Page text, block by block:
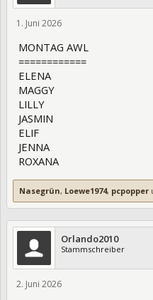
1. Juni 2026
MONTAG AWL
============
ELENA
MAGGY
LILLY
JASMIN
ELIF
JENNA
ROXANA
Nasegrün, Loewe1974, pcpopper
Orlando2010
Stammschreiber
2. Juni 2026